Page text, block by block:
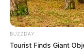
BUZZDAY
Tourist Finds Giant